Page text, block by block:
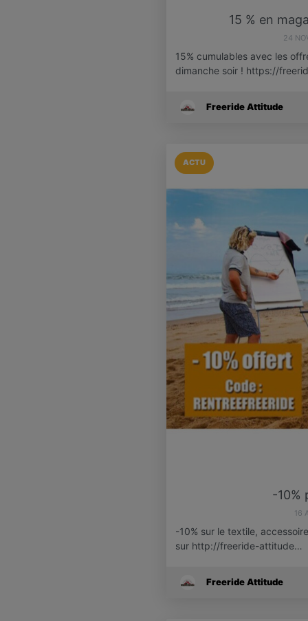
15 % en
24
15% cumulables avec les
dimanche soir ! https://
Freeride Attitude
ACTU
-10%
16
-10% sur le textile,
sur http://freeride-attitude…
Freeride Attitude